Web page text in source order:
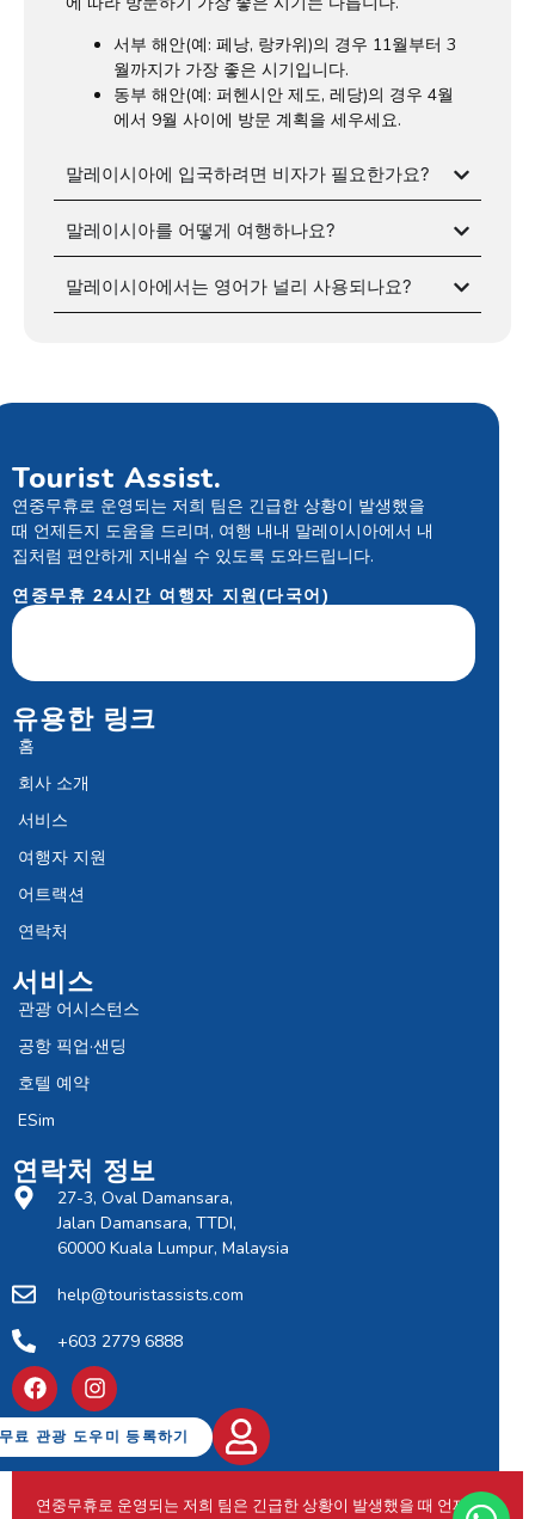
서부 해안(예: 페낭, 랑카위)의 경우 11월부터 3
월까지가 가장 좋은 시기입니다.
동부 해안(예: 퍼헨시안 제도, 레당)의 경우 4월
에서 9월 사이에 방문 계획을 세우세요.
말레이시아에 입국하려면 비자가 필요한가요?
말레이시아를 어떻게 여행하나요?
말레이시아에서는 영어가 널리 사용되나요?
무료 관광 도우미 등록하기
Tourist Assist.
연중무휴로 운영되는 저희 팀은 긴급한 상황이 발생했을
때 언제든지 도움을 드리며, 여행 내내 말레이시아에서 내
집처럼 편안하게 지내실 수 있도록 도와드립니다.
연중무휴 24시간 여행자 지원(다국어)
유용한 링크
홈
회사 소개
서비스
여행자 지원
어트랙션
연락처
서비스
관광 어시스턴스
공항 픽업·샌딩
호텔 예약
ESim
연락처 정보
27-3, Oval Damansara,
Jalan Damansara, TTDI,
60000 Kuala Lumpur, Malaysia
help@touristassists.com
+603 2779 6888
연중무휴로 운영되는 저희 팀은 긴급한 상황이 발생했을 때 언제든지